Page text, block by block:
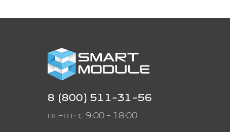
8 (800) 511-31-56
пн-пт: с 9:00 - 18:00